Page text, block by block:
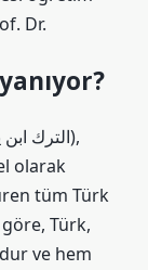
Dr.
olarak
tüm Türk
göre, Türk,
ve hem